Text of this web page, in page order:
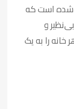
شده است که
و
خانه را به یک